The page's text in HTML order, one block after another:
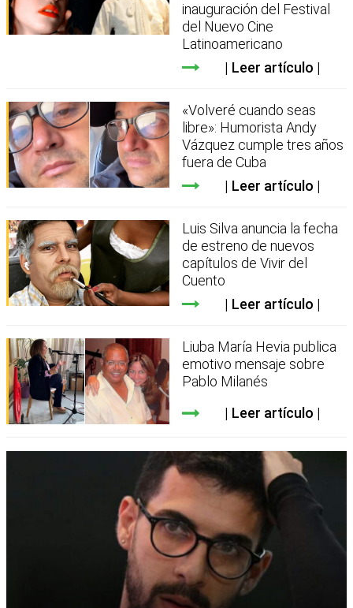
inauguración del Festival
del Nuevo Cine
Latinoamericano
Leer artículo
«Volveré cuando seas
libre»: Humorista Andy
Vázquez cumple tres años
fuera de Cuba
Leer artículo
Luis Silva anuncia la fecha
de estreno de nuevos
capítulos de Vivir del
Cuento
Leer artículo
Liuba María Hevia publica
emotivo mensaje sobre
Pablo Milanés
Leer artículo